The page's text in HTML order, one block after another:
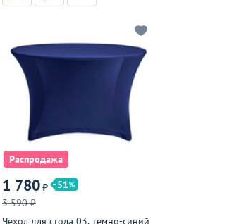
Распродажа
1 780₽
51
3 590 ₽
Чехол для стола 03, темно-синий